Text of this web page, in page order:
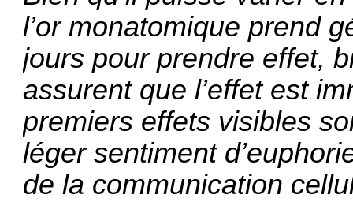
l’or monatomique prend
jours pour prendre effet,
assurent que l’effet est
premiers effets visibles
léger sentiment
de la communication